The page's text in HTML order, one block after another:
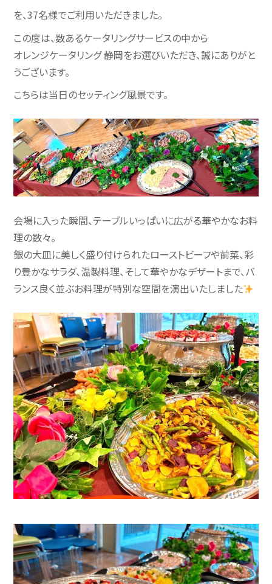
を、37名様でご利用いただきました。
この度は、数あるケータリングサービスの中から
オレンジケータリング 静岡をお選びいただき、誠にありがと
うございます。
こちらは当日のセッティング風景です。
会場に入った瞬間、テーブルいっぱいに広がる華やかなお料
理の数々。
銀の大皿に美しく盛り付けられたローストビーフや前菜、彩
り豊かなサラダ、温製料理、そして華やかなデザートまで、バ
ランス良く並ぶお料理が特別な空間を演出いたしました